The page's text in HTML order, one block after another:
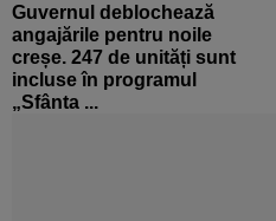
Guvernul deblochează
angajările pentru noile
creșe. 247 de unități sunt
incluse în programul
„Sfânta ...